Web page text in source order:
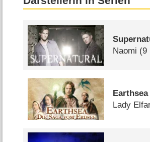
Naomi (9
Lady